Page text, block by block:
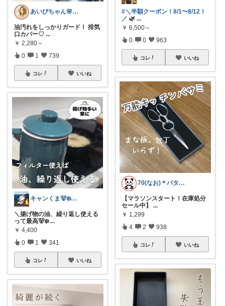
あいびちゃん🌸２児mama
油汚れをしっかりガード！ 排気
口カバー♡ ...
￥ 2,280～
0 1 739
コレ いいね
キャンくま🐻‍❄️ママのラク暮らし
＼揚げ物の油、繰り返し使える
って最高🐻‍❄ ...
￥ 4,400
0 1 341
コレ いいね
#＼半額クーポン！8/1〜8/12！
／ 🌿 ...
￥ 6,500～
0 0 963
コレ いいね
70(なお)＊バタバタな毎日をご機嫌に♡
【マラソンスタート！在庫処分
セール中】 ...
￥ 1,299
4 2 938
コレ いいね